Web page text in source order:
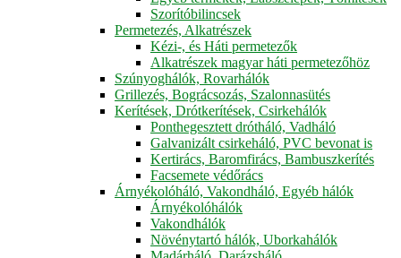
Szorítóbilincsek
Permetezés, Alkatrészek
Kézi-, és Háti permetezők
Alkatrészek magyar háti permetezőhöz
Szúnyoghálók, Rovarhálók
Grillezés, Bográcsozás, Szalonnasütés
Kerítések, Drótkerítések, Csirkehálók
Ponthegesztett drótháló, Vadháló
Galvanizált csirkeháló, PVC bevonat is
Kertirács, Baromfirács, Bambuszkerítés
Facsemete védőrács
Árnyékolóháló, Vakondháló, Egyéb hálók
Árnyékolóhálók
Vakondhálók
Növénytartó hálók, Uborkahálók